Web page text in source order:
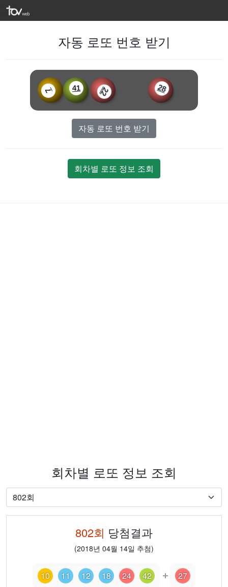
자동 로또 번호 받기
7 41 22
자동 로또 번호 받기
회차별 로또 정보 조회
회차별 로또 정보 조회
802회 당첨결과
(2018년 04월 14일 추첨)
10 11 12 18 24 42 27